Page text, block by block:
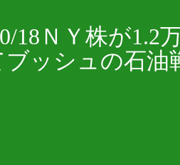
18ＮＹ株が1.2
ッシュの石